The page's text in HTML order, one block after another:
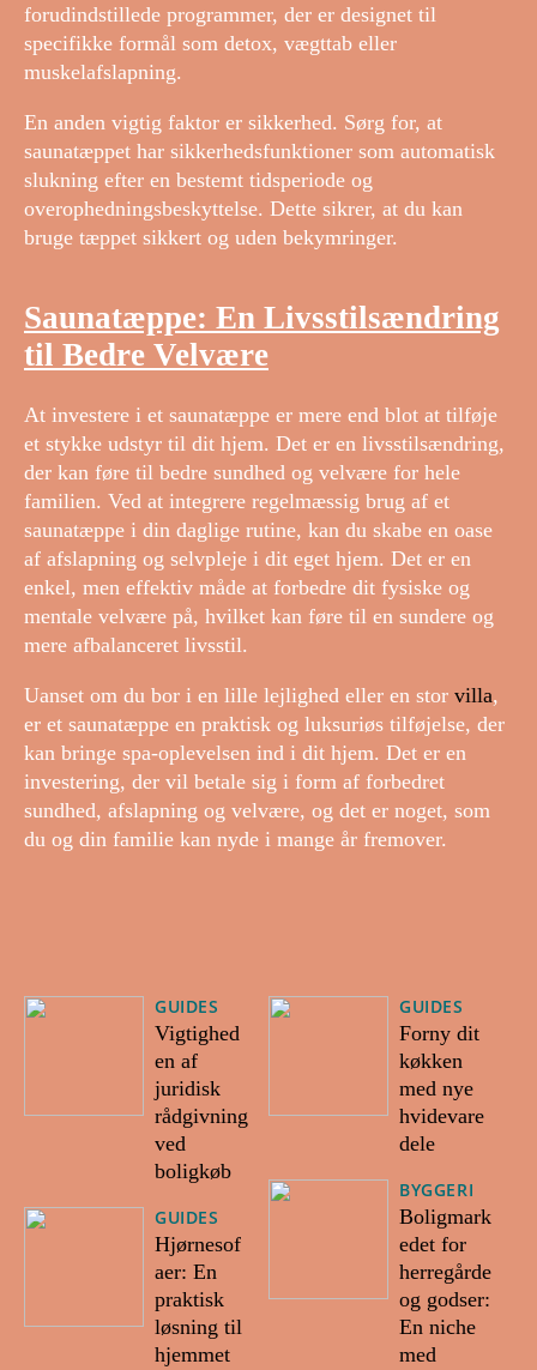
forudindstillede programmer, der er designet til
specifikke formål som detox, vægttab eller
muskelafslapning.
En anden vigtig faktor er sikkerhed. Sørg for, at
saunatæppet har sikkerhedsfunktioner som automatisk
slukning efter en bestemt tidsperiode og
overophedningsbeskyttelse. Dette sikrer, at du kan
bruge tæppet sikkert og uden bekymringer.
Saunatæppe: En Livsstilsændring
til Bedre Velvære
At investere i et saunatæppe er mere end blot at tilføje
et stykke udstyr til dit hjem. Det er en livsstilsændring,
der kan føre til bedre sundhed og velvære for hele
familien. Ved at integrere regelmæssig brug af et
saunatæppe i din daglige rutine, kan du skabe en oase
af afslapning og selvpleje i dit eget hjem. Det er en
enkel, men effektiv måde at forbedre dit fysiske og
mentale velvære på, hvilket kan føre til en sundere og
mere afbalanceret livsstil.
Uanset om du bor i en lille lejlighed eller en stor villa,
er et saunatæppe en praktisk og luksuriøs tilføjelse, der
kan bringe spa-oplevelsen ind i dit hjem. Det er en
investering, der vil betale sig i form af forbedret
sundhed, afslapning og velvære, og det er noget, som
du og din familie kan nyde i mange år fremover.
GUIDES
Vigtighed
en af
juridisk
rådgivning
ved
boligkøb
GUIDES
Hjørnesof
aer: En
praktisk
løsning til
hjemmet
GUIDES
Forny dit
køkken
med nye
hvidevare
dele
BYGGERI
Boligmark
edet for
herregårde
og godser:
En niche
med